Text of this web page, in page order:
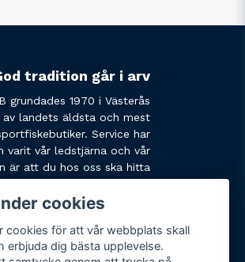
tradition går i arv
grundades 1970 i Västerås
av landets äldsta och mest
Service har
varit vår ledstjärna och vår
är att du hos oss ska hitta
att slå oss en signal eller
cookies
cookies för att vår webbplats skall
erbjuda dig bästa upplevelse.